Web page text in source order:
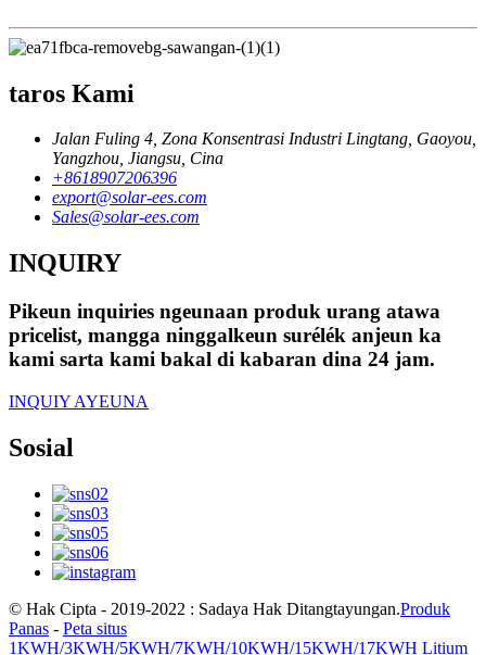
taros Kami
Jalan Fuling 4, Zona Konsentrasi Industri Lingtang, Gaoyou,
Yangzhou, Jiangsu, Cina
+8618907206396
export@solar-ees.com
Sales@solar-ees.com
INQUIRY
Pikeun inquiries ngeunaan produk urang atawa
pricelist, mangga ninggalkeun surélék anjeun ka
kami sarta kami bakal di kabaran dina 24 jam.
INQUIY AYEUNA
Sosial
© Hak Cipta - 2019-2022 : Sadaya Hak Ditangtayungan.Produk
Panas - Peta situs
1KWH/3KWH/5KWH/7KWH/10KWH/15KWH/17KWH Litium